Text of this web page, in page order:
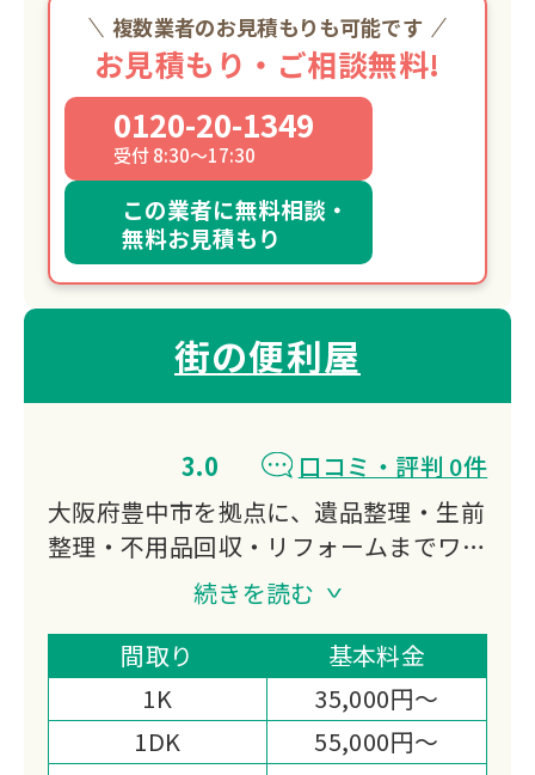
複数業者のお見積もりも可能です
お見積もり・ご相談無料!
0120-20-1349
受付 8:30～17:30
この業者に無料相談・
無料お見積もり
街の便利屋
3.0
口コミ・評判 0件
大阪府豊中市を拠点に、遺品整理・生前
整理・不用品回収・リフォームまでワン
ストップで対応。
軽トラから2tトラックまで選べる積み放
題パックで追加料金の心配がありませ
ん。
買取対応や女性スタッフの配置など、柔
軟な対応が強みです。
続きを読む
間取り
基本料金
1K
35,000円～
1DK
55,000円～